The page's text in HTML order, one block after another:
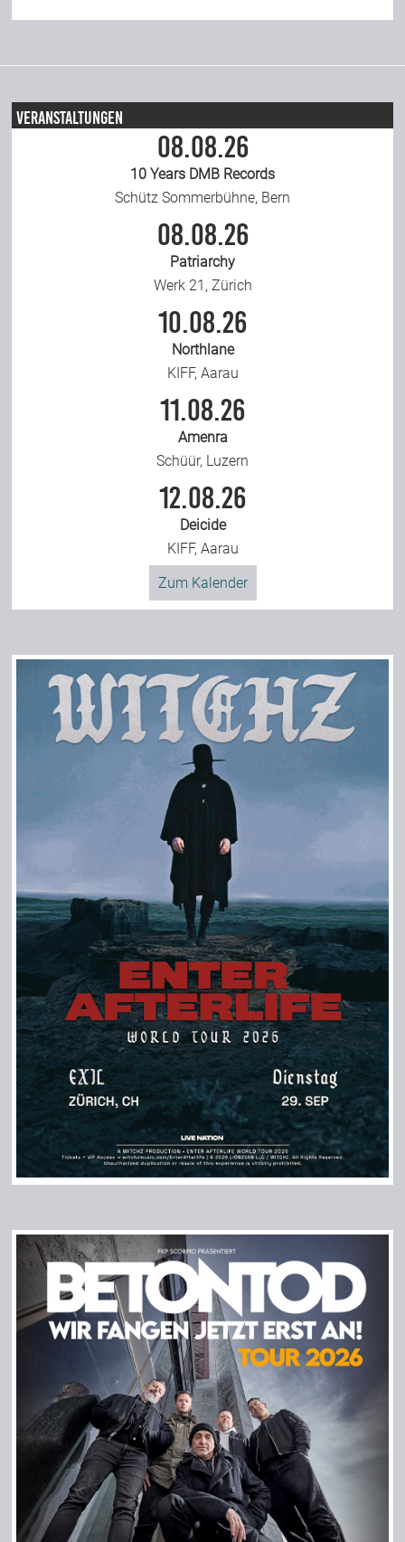
Veranstaltungen
08.08.26
10 Years DMB Records
Schütz Sommerbühne, Bern
08.08.26
Patriarchy
Werk 21, Zürich
10.08.26
Northlane
KIFF, Aarau
11.08.26
Amenra
Schüür, Luzern
12.08.26
Deicide
KIFF, Aarau
Zum Kalender